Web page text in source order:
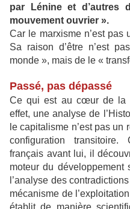
par Lénine et d’autres
mouvement ouvrier ».
Car le marxisme n’est pas
Sa raison d’être n’est
monde », mais de le «
Passé, pas dépassé
Ce qui est au cœur de la
effet, une analyse de
le capitalisme n’est pas
configuration transitoire.
français avant lui, il
moteur du
l’analyse des
mécanisme de